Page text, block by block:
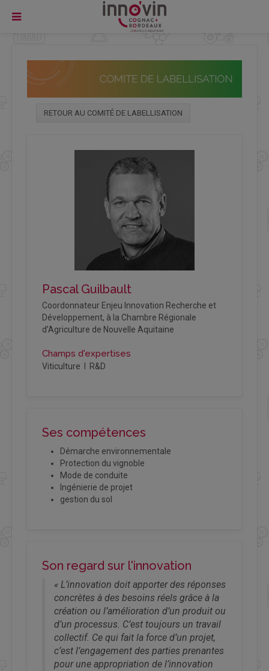
RETOUR AU COMITÉ DE LABELLISATION
Pascal Guilbault
Coordonnateur Enjeu Innovation Recherche et
Développement, à la Chambre Régionale
d’Agriculture de Nouvelle Aquitaine
Champs d'expertises
Viticulture I R&D
Ses compétences
Démarche environnementale
Protection du vignoble
Mode de conduite
Ingénierie de projet
gestion du sol
Son regard sur l'innovation
« L’innovation doit apporter des réponses
concrètes à des besoins réels grâce à la
création ou l’amélioration d’un produit ou
d’un processus. C’est toujours un travail
collectif. Ce qui fait la force d’un projet,
c’est l’engagement des parties prenantes
pour une appropriation de l’innovation